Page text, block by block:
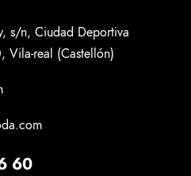
s/n, Ciudad Deportiva
Vila-real (Castellón)
60